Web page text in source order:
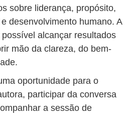
sobre liderança, propósito,
desenvolvimento humano. A
alcançar resultados
mão da clareza, do bem-
oportunidade para o
participar da conversa
a sessão de